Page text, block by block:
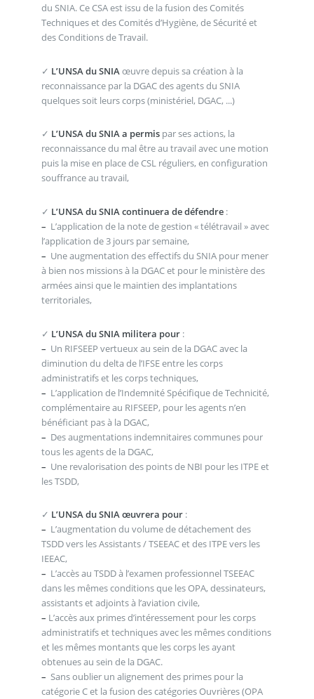
du SNIA. Ce CSA est issu de la fusion des Comités
Techniques et des Comités d’Hygiène, de Sécurité et
des Conditions de Travail.
✓ L’UNSA du SNIAœuvre depuis sa création à la
reconnaissance par la DGAC des agents du SNIA
quelques soit leurs corps (ministériel, DGAC, ...)
✓ L’UNSA du SNIA a permispar ses actions, la
reconnaissance du mal être au travail avec une motion
puis la mise en place de CSL réguliers, en configuration
souffrance au travail,
✓ L’UNSA du SNIA continuera de défendre:
– L’application de la note de gestion « télétravail » avec
l’application de 3 jours par semaine,
– Une augmentation des effectifs du SNIA pour mener
à bien nos missions à la DGAC et pour le ministère des
armées ainsi que le maintien des implantations
territoriales,
✓ L’UNSA du SNIA militera pour:
– Un RIFSEEP vertueux au sein de la DGAC avec la
diminution du delta de l’IFSE entre les corps
administratifs et les corps techniques,
– L’application de l’Indemnité Spécifique de Technicité,
complémentaire au RIFSEEP, pour les agents n’en
bénéficiant pas à la DGAC,
– Des augmentations indemnitaires communes pour
tous les agents de la DGAC,
– Une revalorisation des points de NBI pour les ITPE et
les TSDD,
✓ L’UNSA du SNIA œuvrera pour:
– L’augmentation du volume de détachement des
TSDD vers les Assistants / TSEEAC et des ITPE vers les
IEEAC,
– L’accès au TSDD à l’examen professionnel TSEEAC
dans les mêmes conditions que les OPA, dessinateurs,
assistants et adjoints à l’aviation civile,
– L’accès aux primes d’intéressement pour les corps
administratifs et techniques avec les mêmes conditions
et les mêmes montants que les corps les ayant
obtenues au sein de la DGAC.
– Sans oublier un alignement des primes pour la
catégorie C et la fusion des catégories Ouvrières (OPA